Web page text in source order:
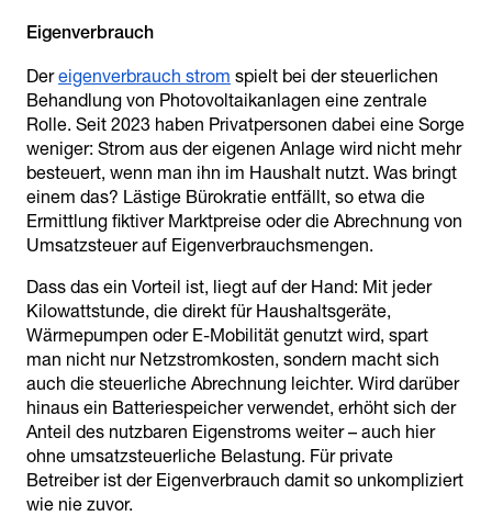
Dereigenverbrauch strom spielt bei der steuerlichen
Behandlung von Photovoltaikanlagen eine zentrale
Rolle. Seit 2023 haben Privatpersonen dabei eine Sorge
weniger: Strom aus der eigenen Anlage wird nicht mehr
besteuert, wenn man ihn im Haushalt nutzt. Was bringt
einem das? Lästige Bürokratie entfällt, so etwa die
Ermittlung fiktiver Marktpreise oder die Abrechnung von
Umsatzsteuer auf Eigenverbrauchsmengen.
Dass das ein Vorteil ist, liegt auf der Hand: Mit jeder
Kilowattstunde, die direkt für Haushaltsgeräte,
Wärmepumpen oder E-Mobilität genutzt wird, spart
man nicht nur Netzstromkosten, sondern macht sich
auch die steuerliche Abrechnung leichter. Wird darüber
hinaus ein Batteriespeicher verwendet, erhöht sich der
Anteil des nutzbaren Eigenstroms weiter – auch hier
ohne umsatzsteuerliche Belastung. Für private
Betreiber ist der Eigenverbrauch damit so unkompliziert
wie nie zuvor.